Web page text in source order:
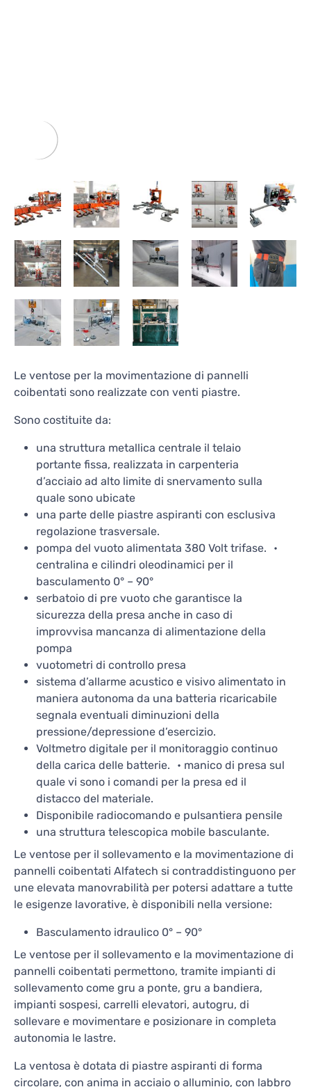
Le ventose per la movimentazione di pannelli
coibentati sono realizzate con venti piastre.
Sono costituite da:
una struttura metallica centrale il telaio
portante fissa, realizzata in carpenteria
d’acciaio ad alto limite di snervamento sulla
quale sono ubicate
una parte delle piastre aspiranti con esclusiva
regolazione trasversale.
pompa del vuoto alimentata 380 Volt trifase. •
centralina e cilindri oleodinamici per il
basculamento 0° – 90°
serbatoio di pre vuoto che garantisce la
sicurezza della presa anche in caso di
improvvisa mancanza di alimentazione della
pompa
vuotometri di controllo presa
sistema d’allarme acustico e visivo alimentato in
maniera autonoma da una batteria ricaricabile
segnala eventuali diminuzioni della
pressione/depressione d’esercizio.
Voltmetro digitale per il monitoraggio continuo
della carica delle batterie. • manico di presa sul
quale vi sono i comandi per la presa ed il
distacco del materiale.
Disponibile radiocomando e pulsantiera pensile
una struttura telescopica mobile basculante.
Le ventose per il sollevamento e la movimentazione di
pannelli coibentati Alfatech si contraddistinguono per
une elevata manovrabilità per potersi adattare a tutte
le esigenze lavorative, è disponibili nella versione:
Basculamento idraulico 0° – 90°
Le ventose per il sollevamento e la movimentazione di
pannelli coibentati permettono, tramite impianti di
sollevamento come gru a ponte, gru a bandiera,
impianti sospesi, carrelli elevatori, autogru, di
sollevare e movimentare e posizionare in completa
autonomia le lastre.
La ventosa è dotata di piastre aspiranti di forma
circolare, con anima in acciaio o alluminio, con labbro